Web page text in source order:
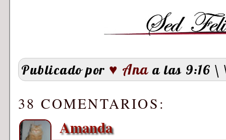
Publicado por ♥ Ana a las 9:16 \
38 COMENTARIOS:
Amanda